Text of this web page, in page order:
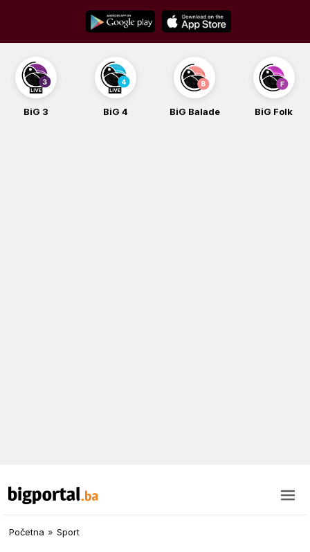
content
BiG 3 BiG 4 BiG Balade BiG Folk
Početna » Sport